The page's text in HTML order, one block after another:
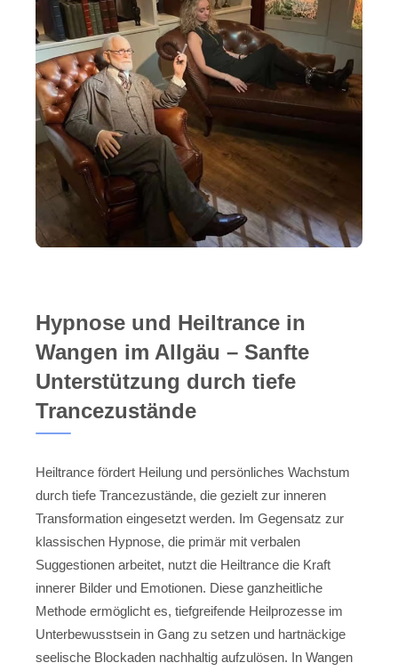
Hypnose und Heiltrance in
Wangen im Allgäu – Sanfte
Unterstützung durch tiefe
Trancezustände
Heiltrance fördert Heilung und persönliches Wachstum
durch tiefe Trancezustände, die gezielt zur inneren
Transformation eingesetzt werden. Im Gegensatz zur
klassischen Hypnose, die primär mit verbalen
Suggestionen arbeitet, nutzt die Heiltrance die Kraft
innerer Bilder und Emotionen. Diese ganzheitliche
Methode ermöglicht es, tiefgreifende Heilprozesse im
Unterbewusstsein in Gang zu setzen und hartnäckige
seelische Blockaden nachhaltig aufzulösen. In Wangen